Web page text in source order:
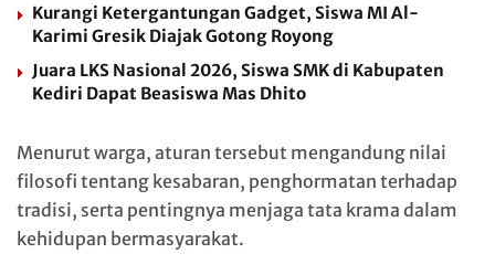
Kurangi Ketergantungan Gadget, Siswa MI Al-
Karimi Gresik Diajak Gotong Royong
Juara LKS Nasional 2026, Siswa SMK di Kabupaten
Kediri Dapat Beasiswa Mas Dhito
Menurut warga, aturan tersebut mengandung nilai
filosofi tentang kesabaran, penghormatan terhadap
tradisi, serta pentingnya menjaga tata krama dalam
kehidupan bermasyarakat.